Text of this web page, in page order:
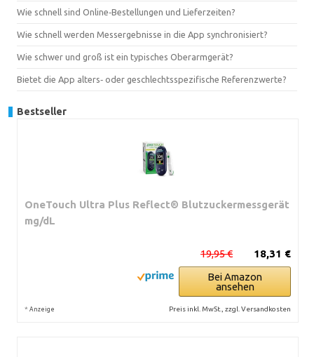
Wie schnell sind Online‑Bestellungen und Lieferzeiten?
Wie schnell werden Messergebnisse in die App synchronisiert?
Wie schwer und groß ist ein typisches Oberarmgerät?
Bietet die App alters‑ oder geschlechtsspezifische Referenzwerte?
Bestseller
OneTouch Ultra Plus Reflect® Blutzuckermessgerät
mg/dL
18,31 €
19,95 €
Bei Amazon
ansehen
* Anzeige Preis inkl. MwSt., zzgl. Versandkosten